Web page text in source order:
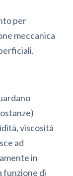
per
meccanica
viscosità
ad
in
funzione di